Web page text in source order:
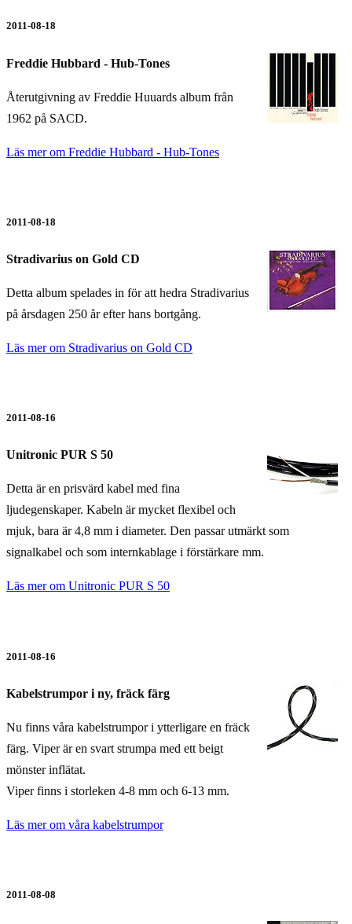
2011-08-18
Freddie Hubbard - Hub-Tones
Återutgivning av Freddie Huuards album från
1962 på SACD.
Läs mer om Freddie Hubbard - Hub-Tones
2011-08-18
Stradivarius on Gold CD
Detta album spelades in för att hedra Stradivarius
på årsdagen 250 år efter hans bortgång.
Läs mer om Stradivarius on Gold CD
2011-08-16
Unitronic PUR S 50
Detta är en prisvärd kabel med fina
ljudegenskaper. Kabeln är mycket flexibel och
mjuk, bara är 4,8 mm i diameter. Den passar utmärkt som
signalkabel och som internkablage i förstärkare mm.
Läs mer om Unitronic PUR S 50
2011-08-16
Kabelstrumpor i ny, fräck färg
Nu finns våra kabelstrumpor i ytterligare en fräck
färg. Viper är en svart strumpa med ett beigt
mönster inflätat.
Viper finns i storleken 4-8 mm och 6-13 mm.
Läs mer om våra kabelstrumpor
2011-08-08